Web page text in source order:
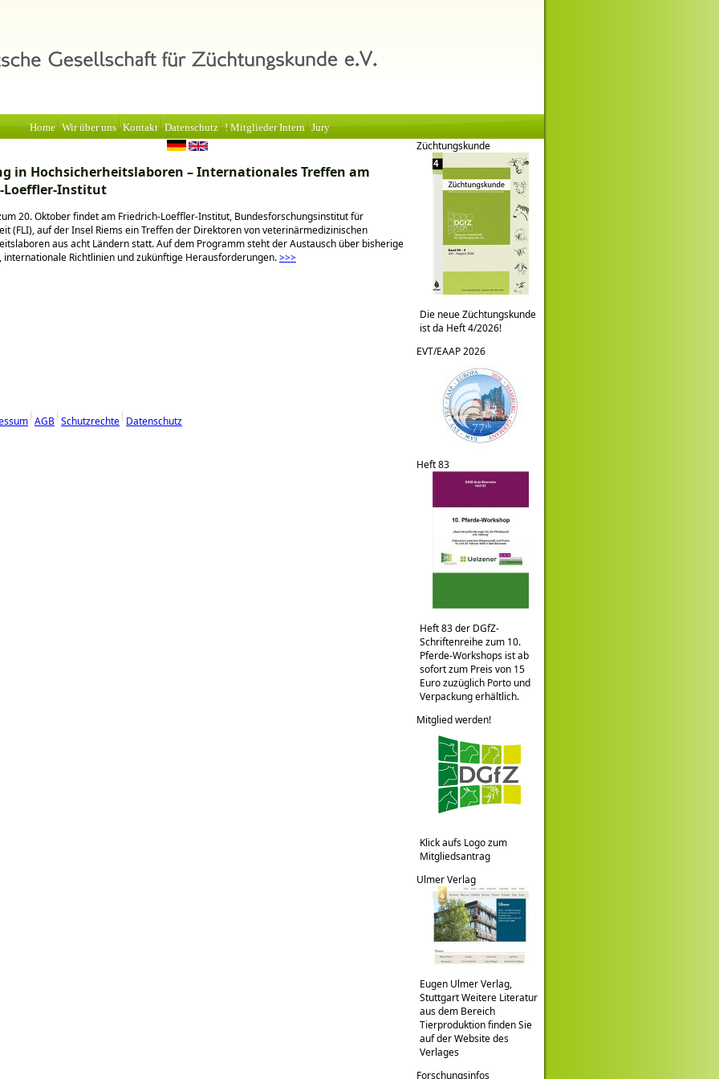
Home Wir über uns Kontakt Datenschutz ! Mitglieder Intern Jury
in Hochsicherheitslaboren – Internationales Treffen am
Loeffler-Institut
20. Oktober findet am Friedrich-Loeffler-Institut, Bundesforschungsinstitut für
(FLI), auf der Insel Riems ein Treffen der Direktoren von veterinärmedizinischen
aus acht Ländern statt. Auf dem Programm steht der Austausch über bisherige
internationale Richtlinien und zukünftige Herausforderungen.>>>
AGB Schutzrechte Datenschutz
Züchtungskunde
Die neue Züchtungskunde
ist da Heft 4/2026!
EVT/EAAP 2026
Heft 83
Heft 83 der DGfZ-
Schriftenreihe zum 10.
Pferde-Workshops ist ab
sofort zum Preis von 15
Euro zuzüglich Porto und
Verpackung erhältlich.
Mitglied werden!
Klick aufs Logo zum
Mitgliedsantrag
Ulmer Verlag
Eugen Ulmer Verlag,
Stuttgart Weitere Literatur
aus dem Bereich
Tierproduktion finden Sie
auf der Website des
Verlages
Forschungsinfos